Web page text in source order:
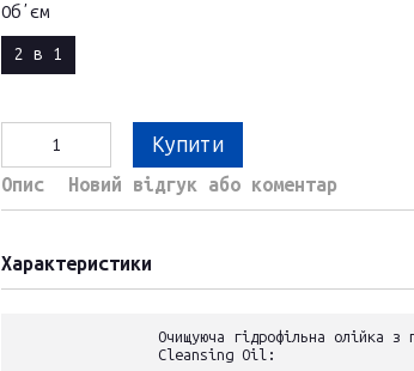
Обʼєм
2 в 1
Купити
Опис Новий відгук або коментар
Характеристики
Очищуюча гідрофільна олійка
Cleansing Oil: